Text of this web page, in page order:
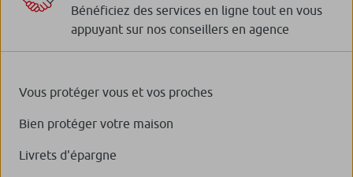
Bénéficiez des services en ligne tout en vous
appuyant sur nos conseillers en agence
Vous protéger vous et vos proches
Bien protéger votre maison
Livrets d'épargne